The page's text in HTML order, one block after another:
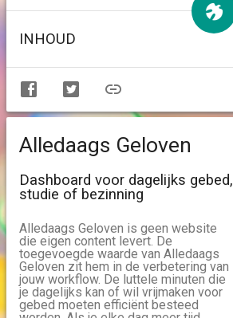
INHOUD
Alledaags Geloven
Dashboard voor dagelijks gebed,
studie of bezinning
Alledaags Geloven is geen website
die eigen content levert. De
toegevoegde waarde van Alledaags
Geloven zit hem in de verbetering van
jouw workflow. De luttele minuten die
je dagelijks kan of wil vrijmaken voor
gebed moeten efficiënt besteed